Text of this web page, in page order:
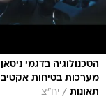
הטכנולוגיה בדגמי
מערכות בטיחות
תאונות / יח"צ